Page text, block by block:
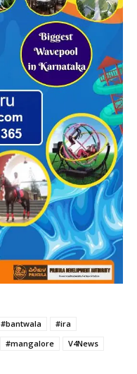
#bantwala
#ira
#mangalore V4News